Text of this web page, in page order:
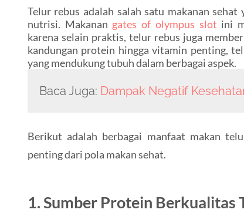
Telur rebus adalah salah satu makanan sehat
nutrisi. Makanan gates of olympus slot ini
karena selain praktis, telur rebus juga
kandungan protein hingga vitamin penting,
yang mendukung tubuh dalam berbagai aspek.
Baca Juga: Dampak Negatif
Berikut adalah berbagai manfaat makan
penting dari pola makan sehat.
1. Sumber Protein Berkualitas